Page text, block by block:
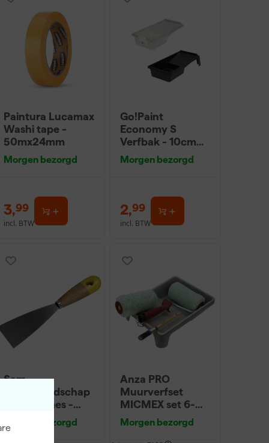
Paintura Lucamax
Washi tape -
50mx24mm
Morgen bezorgd
3,99
incl. BTW
Go!Paint
Economy S
Verfbak - 10cm
Roller - 15 x 32 cm
+ 5 inzetbakken
Morgen bezorgd
2,99
incl. BTW
Sam
Verfgereedschap
Plamuurmes -
Morgen bezorgd
Anza PRO
Muurverfset
MICMEX set 6-
delig
Morgen bezorgd